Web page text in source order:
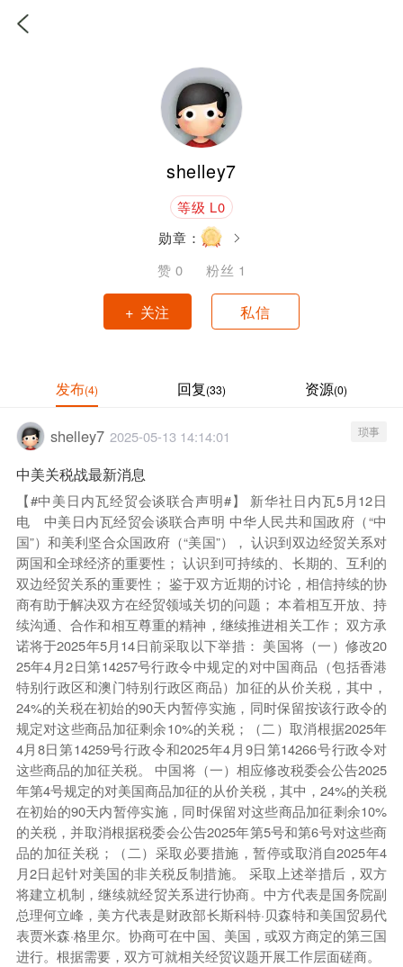
shelley7
等级 L0
勋章：
赞 0 粉丝 1
+ 关注 私信
发布(4) 回复(33) 资源(0)
shelley7 2025-05-13 14:14:01 琐事
中美关税战最新消息
【#中美日内瓦经贸会谈联合声明#】 新华社日内瓦5月12日
电 中美日内瓦经贸会谈联合声明 中华人民共和国政府（“中
国”）和美利坚合众国政府（“美国”）， 认识到双边经贸关系对
两国和全球经济的重要性； 认识到可持续的、长期的、互利的
双边经贸关系的重要性； 鉴于双方近期的讨论，相信持续的协
商有助于解决双方在经贸领域关切的问题； 本着相互开放、持
续沟通、合作和相互尊重的精神，继续推进相关工作； 双方承
诺将于2025年5月14日前采取以下举措： 美国将（一）修改20
25年4月2日第14257号行政令中规定的对中国商品（包括香港
特别行政区和澳门特别行政区商品）加征的从价关税，其中，
24%的关税在初始的90天内暂停实施，同时保留按该行政令的
规定对这些商品加征剩余10%的关税；（二）取消根据2025年
4月8日第14259号行政令和2025年4月9日第14266号行政令对
这些商品的加征关税。 中国将（一）相应修改税委会公告2025
年第4号规定的对美国商品加征的从价关税，其中，24%的关税
在初始的90天内暂停实施，同时保留对这些商品加征剩余10%
的关税，并取消根据税委会公告2025年第5号和第6号对这些商
品的加征关税；（二）采取必要措施，暂停或取消自2025年4
月2日起针对美国的非关税反制措施。 采取上述举措后，双方
将建立机制，继续就经贸关系进行协商。中方代表是国务院副
总理何立峰，美方代表是财政部长斯科特·贝森特和美国贸易代
表贾米森·格里尔。协商可在中国、美国，或双方商定的第三国
进行。根据需要，双方可就相关经贸议题开展工作层面磋商。